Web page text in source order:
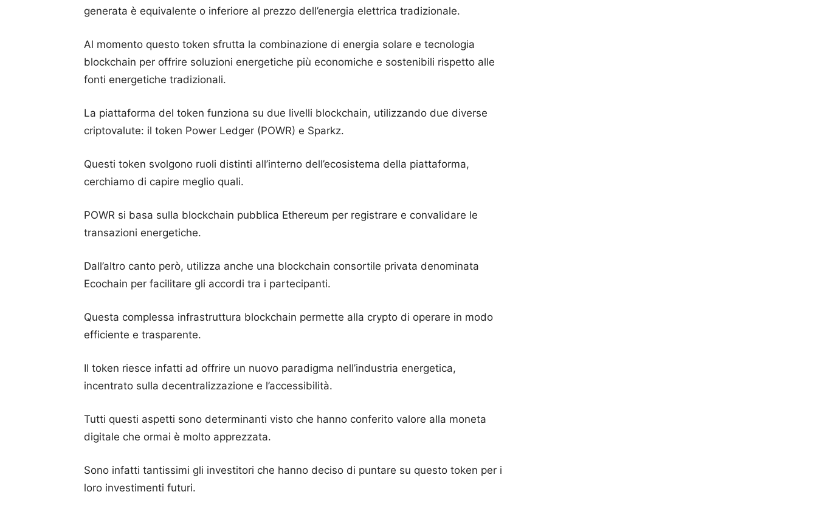
generata è equivalente o inferiore al prezzo dell’energia elettrica tradizionale.
Al momento questo token sfrutta la combinazione di energia solare e tecnologia
blockchain per offrire soluzioni energetiche più economiche e sostenibili rispetto alle
fonti energetiche tradizionali.
La piattaforma del token funziona su due livelli blockchain, utilizzando due diverse
criptovalute: il token Power Ledger (POWR) e Sparkz.
Questi token svolgono ruoli distinti all’interno dell’ecosistema della piattaforma,
cerchiamo di capire meglio quali.
POWR si basa sulla blockchain pubblica Ethereum per registrare e convalidare le
transazioni energetiche.
Dall’altro canto però, utilizza anche una blockchain consortile privata denominata
Ecochain per facilitare gli accordi tra i partecipanti.
Questa complessa infrastruttura blockchain permette alla crypto di operare in modo
efficiente e trasparente.
Il token riesce infatti ad offrire un nuovo paradigma nell’industria energetica,
incentrato sulla decentralizzazione e l’accessibilità.
Tutti questi aspetti sono determinanti visto che hanno conferito valore alla moneta
digitale che ormai è molto apprezzata.
Sono infatti tantissimi gli investitori che hanno deciso di puntare su questo token per i
loro investimenti futuri.